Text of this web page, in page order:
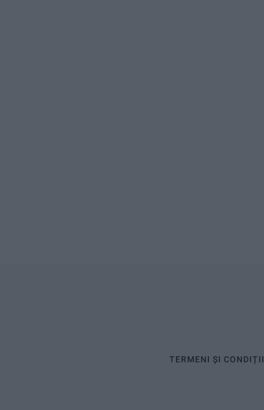
TERMENI ȘI CONDIȚII